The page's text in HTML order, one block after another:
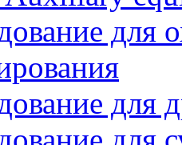
для
для